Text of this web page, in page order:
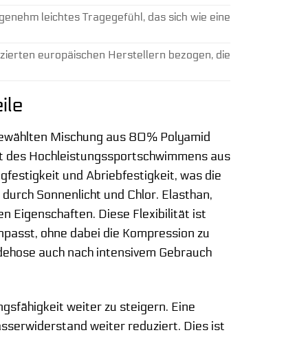
leichtes Tragegefühl, das sich wie eine
europäischen Herstellern bezogen, die
Mischung aus 80% Polyamid
Hochleistungssportschwimmens aus
und Abriebfestigkeit, was die
Sonnenlicht und Chlor. Elasthan,
Eigenschaften. Diese Flexibilität ist
ohne dabei die Kompression zu
auch nach intensivem Gebrauch
weiter zu steigern. Eine
weiter reduziert. Dies ist